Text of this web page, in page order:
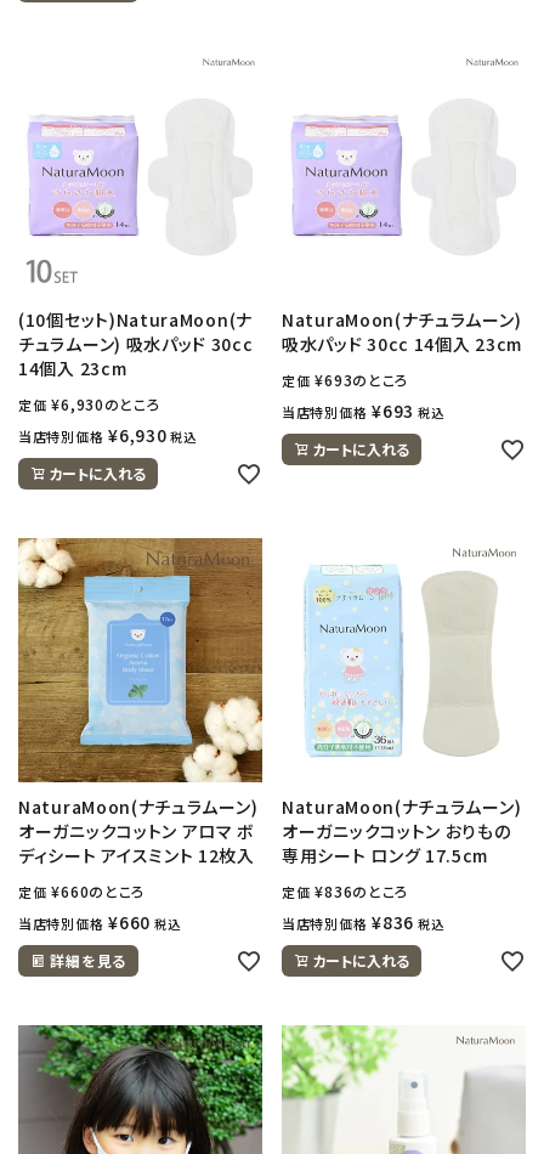
(10個セット)NaturaMoon(ナ
チュラムーン) 吸水パッド 30cc
14個入 23cm
定価 ¥6,930のところ
当店特別価格 ¥6,930 税込
カートに入れる
NaturaMoon(ナチュラムーン)
吸水パッド 30cc 14個入 23cm
定価 ¥693のところ
当店特別価格 ¥693 税込
カートに入れる
NaturaMoon(ナチュラムーン)
オーガニックコットン アロマ ボ
ディシート アイスミント 12枚入
定価 ¥660のところ
当店特別価格 ¥660 税込
詳細を見る
NaturaMoon(ナチュラムーン)
オーガニックコットン おりもの
専用シート ロング 17.5cm
定価 ¥836のところ
当店特別価格 ¥836 税込
カートに入れる